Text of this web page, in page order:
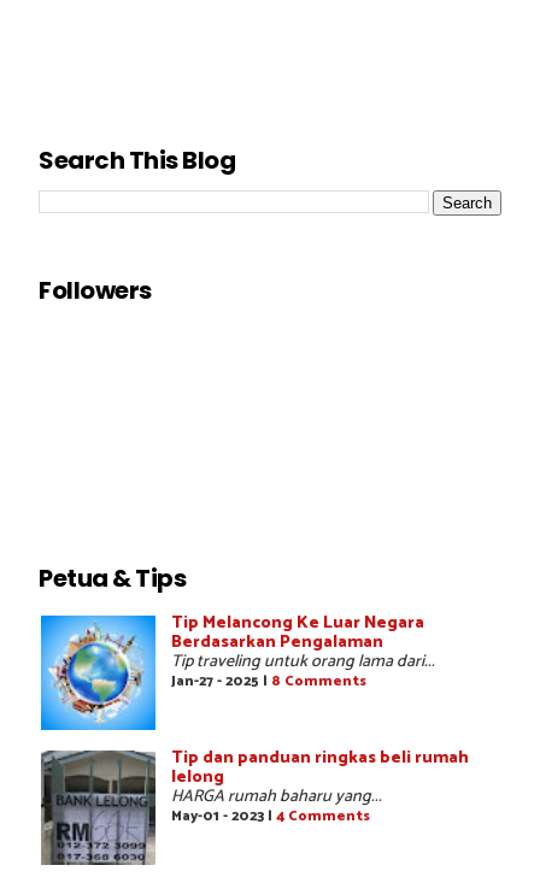
Search This Blog
Followers
Petua & Tips
Tip Melancong Ke Luar Negara
Berdasarkan Pengalaman
Tip traveling untuk orang lama dari...
Jan-27 - 2025 | 8 Comments
Tip dan panduan ringkas beli rumah
lelong
HARGA rumah baharu yang...
May-01 - 2023 | 4 Comments